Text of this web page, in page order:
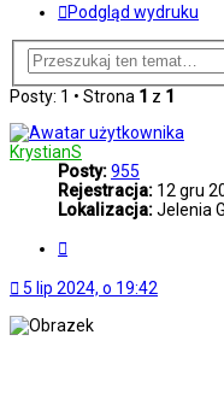
Podgląd wydruku
Posty: 1 • Strona 1 z 1
KrystianS
Posty:955
Rejestracja: 12 gru
Lokalizacja:Jelenia
5 lip 2024, o 19:42